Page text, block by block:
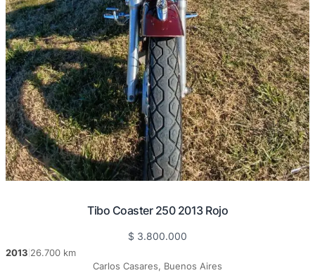
Tibo Coaster 250 2013 Rojo
$ 3.800.000
2013 26.700 km
Carlos Casares, Buenos Aires